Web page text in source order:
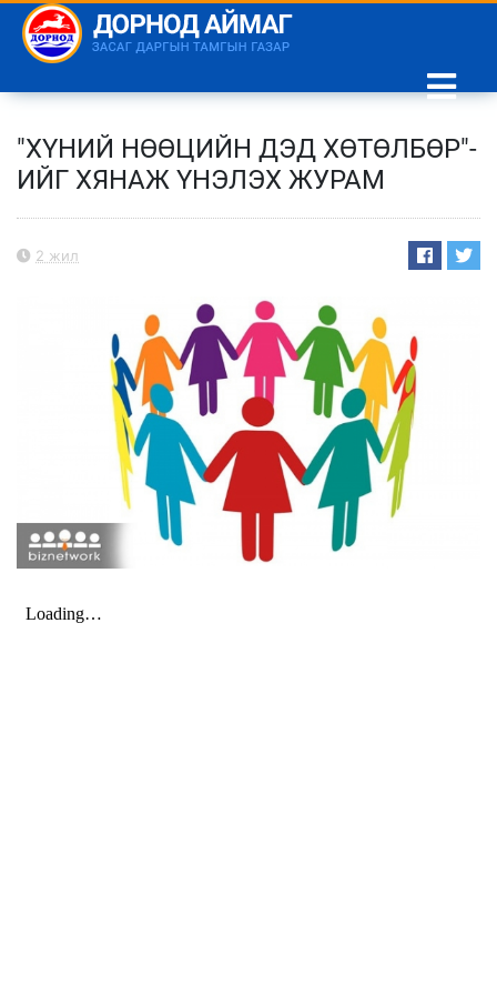
"ХҮНИЙ НӨӨЦИЙН ДЭД ХӨТӨЛБӨР"-
ИЙГ ХЯНАЖ ҮНЭЛЭХ ЖУРАМ
2 жил